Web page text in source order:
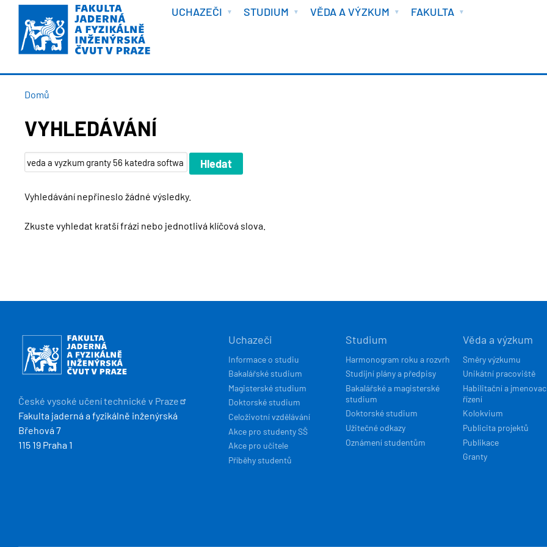
Přejít
hlavnímu
obsahu
VÍTEJTE
UCHAZEČI STUDIUM VĚDA A VÝZKUM FAKULTA
DROBEČKOVÁ
Domů
VYHLEDÁVÁNÍ
Vyhledávání nepřineslo žádné výsledky.
Zkuste vyhledat kratší frázi nebo jednotlivá klíčová slova.
HLAVNÍ
NAVIGACE
Uchazeči
Informace o studiu
Bakalářské studium
Magisterské studium
Doktorské studium
Celoživotní vzdělávání
Akce pro studenty SŠ
Akce pro učitele
Příběhy studentů
Studium
Harmonogram roku a rozvrh
Studijní plány a předpisy
Bakalářské a magisterské
studium
Doktorské studium
Užitečné odkazy
Oznámení studentům
Věda a výzkum
Směry výzkumu
Unikátní pracoviště
Habilitační a
řízení
Kolokvium
Publicita projektů
Publikace
Granty
Obrázek
České vysoké učení technické v Praze
Fakulta jaderná a fyzikálně inženýrská
Břehová 7
115 19 Praha 1